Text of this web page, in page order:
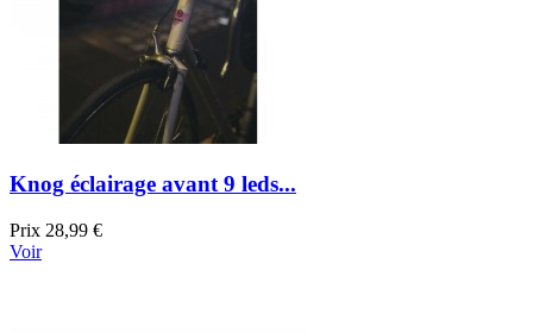
Knog éclairage avant 9 leds...
Prix 28,99 €
Voir